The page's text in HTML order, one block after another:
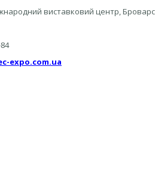
виставковий центр,
expo.com.ua